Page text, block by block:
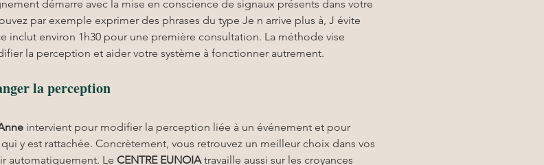
démarre avec la mise en conscience de signaux présents dans votre
par exemple exprimer des phrases du type Je n arrive plus à, J évite
inclut environ 1h30 pour une première consultation. La méthode vise
la perception et aider votre système à fonctionner autrement.
la perception
intervient pour modifier la perception liée à un événement et pour
y est rattachée. Concrètement, vous retrouvez un meilleur choix dans vos
automatiquement. Le CENTRE EUNOIA travaille aussi sur les croyances